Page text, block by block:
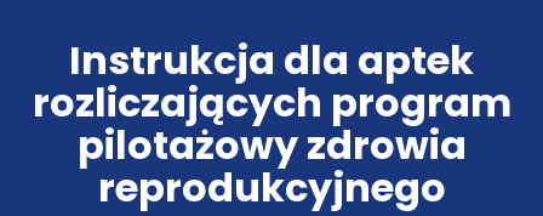
Instrukcja dla aptek
rozliczających program
pilotażowy zdrowia
reprodukcyjnego